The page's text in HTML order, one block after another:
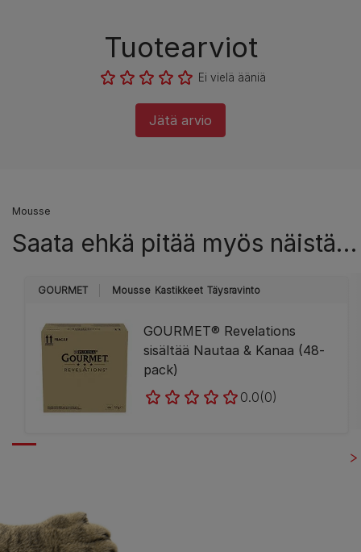
Tuotearviot
Ei vielä ääniä
Jätä arvio
Mousse
Saata ehkä pitää myös näistä…
GOURMET Mousse Kastikkeet Täysravinto
GOURMET® Revelations
sisältää Nautaa & Kanaa (48-
pack)
0.0(0)